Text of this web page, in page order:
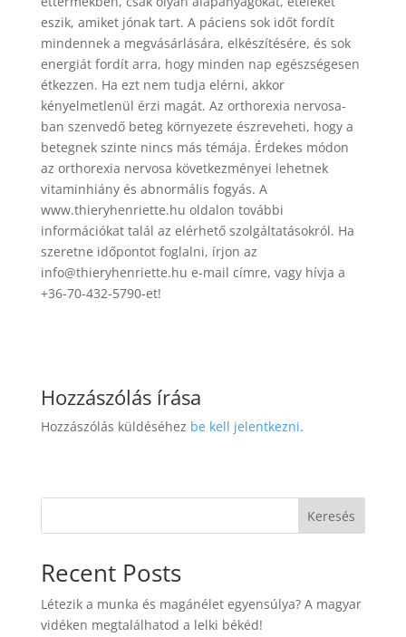
eszik, amiket jónak tart. A páciens sok időt fordít
mindennek a megvásárlására, elkészítésére, és sok
energiát fordít arra, hogy minden nap egészségesen
étkezzen. Ha ezt nem tudja elérni, akkor
kényelmetlenül érzi magát. Az orthorexia nervosa-
ban szenvedő beteg környezete észreveheti, hogy a
betegnek szinte nincs más témája. Érdekes módon
az orthorexia nervosa következményei lehetnek
vitaminhiány és abnormális fogyás. A
www.thieryhenriette.hu oldalon további
információkat talál az elérhető szolgáltatásokról. Ha
szeretne időpontot foglalni, írjon az
info@thieryhenriette.hu e-mail címre, vagy hívja a
+36-70-432-5790-et!
Hozzászólás írása
Hozzászólás küldéséhez be kell jelentkezni.
Keresés
Recent Posts
Létezik a munka és magánélet egyensúlya? A magyar
vidéken megtalálhatod a lelki békéd!